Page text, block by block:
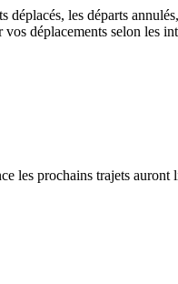
les départs
déplacements selon les
les prochains trajets auront